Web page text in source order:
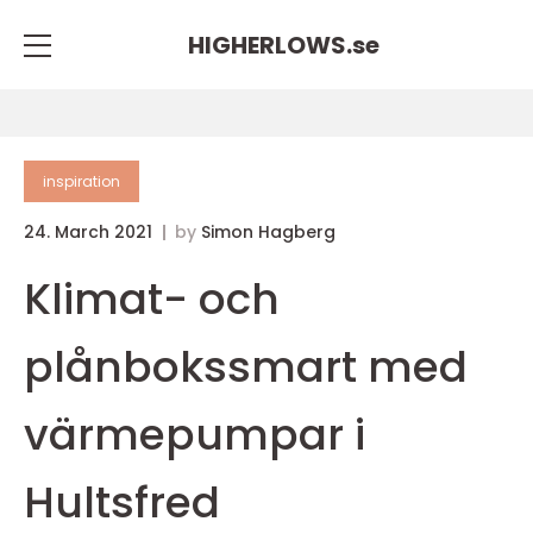
HIGHERLOWS.se
inspiration
24. March 2021 by Simon Hagberg
Klimat- och
plånbokssmart med
värmepumpar i
Hultsfred